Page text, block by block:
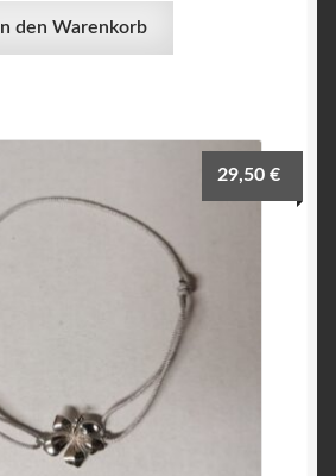
In den Warenkorb
29,50€